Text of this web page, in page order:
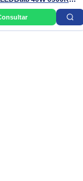
AR PHILIPS